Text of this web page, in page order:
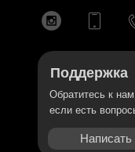
Написать
Поддержка
Обратитесь к
если есть